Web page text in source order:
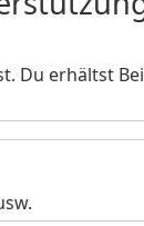
Du erhältst